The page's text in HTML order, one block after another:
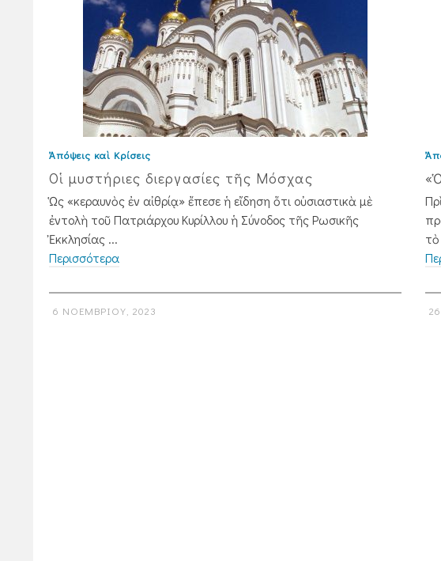
Ἀπόψεις καὶ Κρίσεις
Οἱ μυστήριες διεργασίες τῆς Μόσχας
Ὡς «κεραυνὸς ἐν αἰθρίᾳ» ἔπεσε ἡ εἴδηση ὅτι οὐσιαστικὰ μὲ
ἐντολὴ τοῦ Πατριάρχου Κυρίλλου ἡ Σύνοδος τῆς Ρωσικῆς
Ἐκκλησίας ...
Περισσότερα
6 ΝΟΕΜΒΡΊΟΥ, 2023